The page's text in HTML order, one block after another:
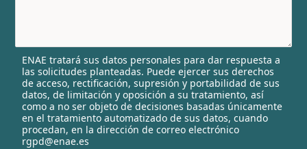
l
e
c
t
e
d
ENAE tratará sus datos personales para dar respuesta a
las solicitudes planteadas. Puede ejercer sus derechos
de acceso, rectificación, supresión y portabilidad de sus
datos, de limitación y oposición a su tratamiento, así
como a no ser objeto de decisiones basadas únicamente
en el tratamiento automatizado de sus datos, cuando
procedan, en la dirección de correo electrónico
rgpd@enae.es